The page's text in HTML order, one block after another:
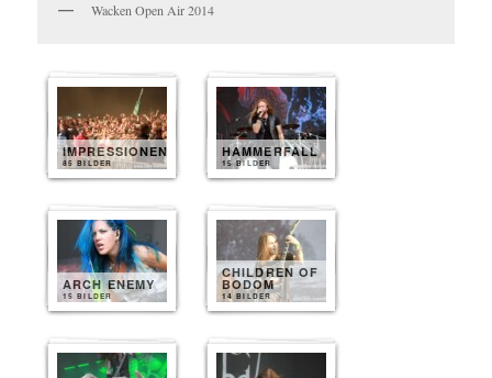
Wacken Open Air 2014
IMPRESSIONEN
85 BILDER
HAMMERFALL
15 BILDER
ARCH ENEMY
15 BILDER
CHILDREN OF
BODOM
14 BILDER